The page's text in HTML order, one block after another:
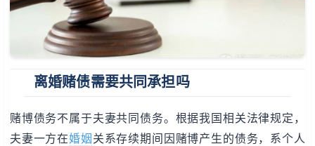
离婚赌债需要共同承担吗
赌博债务不属于夫妻共同债务。根据我国相关法律规定，
夫妻一方在婚姻关系存续期间因赌博产生的债务，系个人